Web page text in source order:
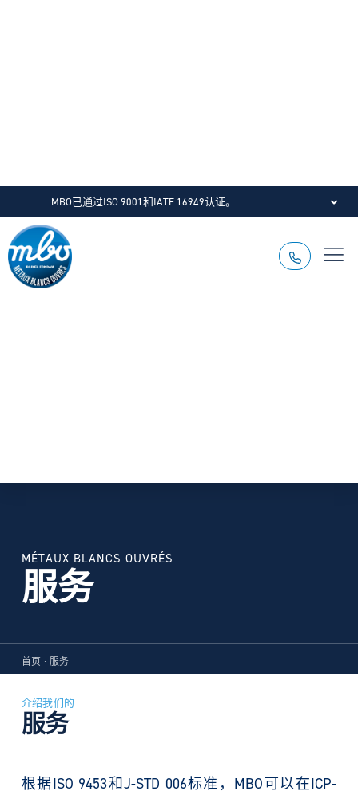
MBO已通过ISO 9001和IATF 16949认证。
MÉTAUX BLANCS OUVRÉS
服务
首页 •服务
介绍我们的
服务
根据ISO 9453和J-STD 006标准，MBO可以在ICP-